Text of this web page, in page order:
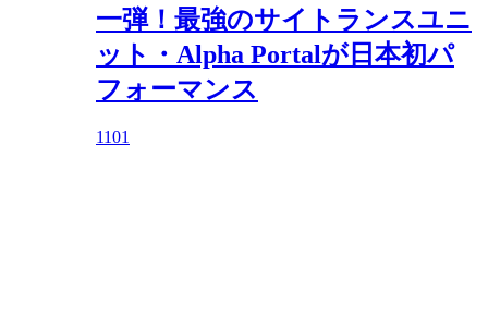
一弾！最強のサイトランスユニ
ット・Alpha Portalが日本初パ
フォーマンス
1101